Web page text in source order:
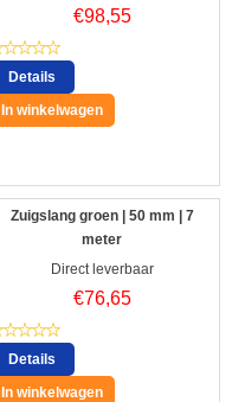
€98,55
Details
In winkelwagen
Zuigslang groen | 50 mm | 7
meter
Direct leverbaar
€76,65
Details
In winkelwagen